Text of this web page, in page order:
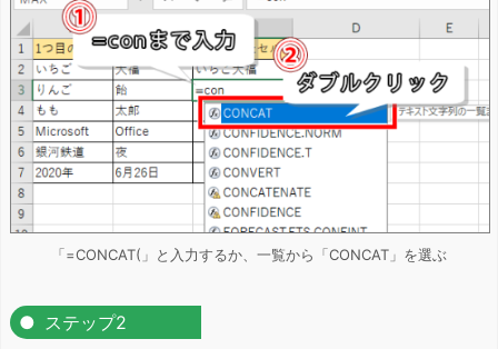
「=CONCAT(」と入力するか、一覧から「CONCAT」を選ぶ
ステップ2